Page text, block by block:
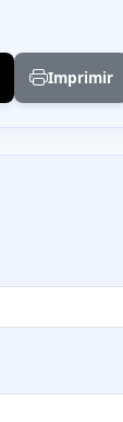
Imprimir